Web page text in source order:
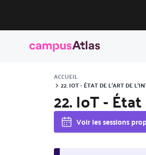
ACCUEIL
22. IOT - ÉTAT DE L'ART DE
22. IoT -
Voir les sessions